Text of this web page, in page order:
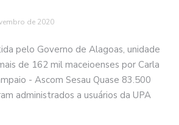
de 2020
pelo Governo de Alagoas, unidade
de 162 mil maceioenses por Carla
- Ascom Sesau Quase 83.500
administrados a usuários da UPA